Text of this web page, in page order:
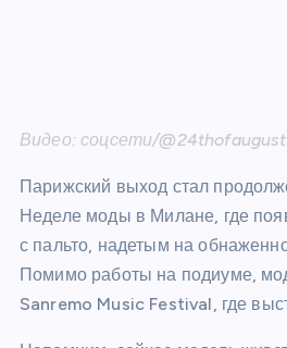
Видео: соцсети/@24thofaugust
Парижский выход стал
Неделе моды в Милане, где
с пальто, надетым на
Помимо работы на подиуме,
Sanremo Music Festival, где